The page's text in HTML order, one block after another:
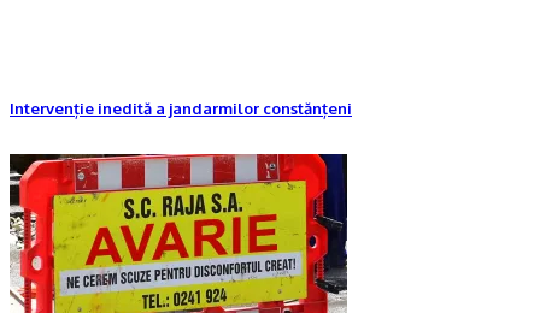
Intervenție inedită a jandarmilor constănțeni